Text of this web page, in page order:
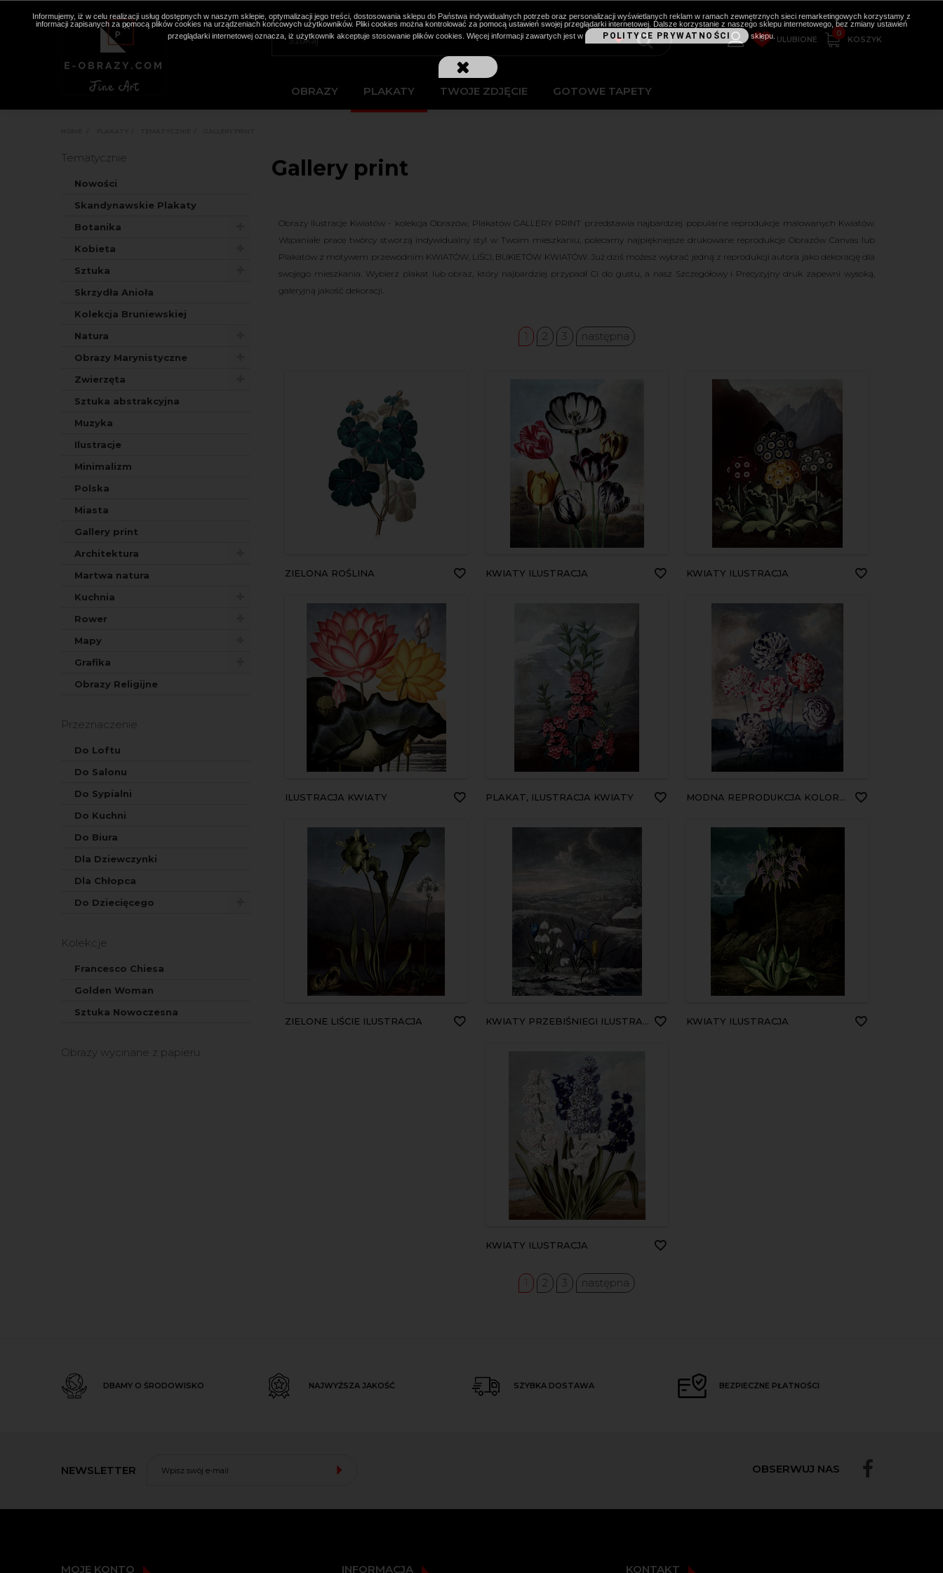
0 ULUBIONE
0
KOSZYK
OBRAZY PLAKATY TWOJE ZDJĘCIE GOTOWE TAPETY
Tematycznie
Nowości
Skandynawskie Plakaty
Botanika
Kobieta
Sztuka
Skrzydła Anioła
Kolekcja Bruniewskiej
Natura
Obrazy Marynistyczne
Zwierzęta
Sztuka abstrakcyjna
Muzyka
Ilustracje
Minimalizm
Polska
Miasta
Gallery print
Architektura
Martwa natura
Kuchnia
Rower
Mapy
Grafika
Obrazy Religijne
Przeznaczenie
Do Loftu
Do Salonu
Do Sypialni
Do Kuchni
Do Biura
Dla Dziewczynki
Dla Chłopca
Do Dziecięcego
Kolekcje
Francesco Chiesa
Golden Woman
Sztuka Nowoczesna
Obrazy wycinane z papieru
Gallery print
Obrazy Ilustracje Kwiatów - kolekcja Obrazów, Plakatów GALLERY PRINT przedstawia najbardziej popularne reprodukcje malowanych Kwiatów.
Wspaniałe prace twórcy stworzą indywidualny styl w Twoim mieszkaniu, polecamy najpiękniejsze drukowane reprodukcje Obrazów Canvas lub
Plakatów z motywem przewodnim KWIATÓW, LIŚCI, BUKIETÓW KWIATÓW. Już dziś możesz wybrać jedną z reprodukcji autora jako dekorację dla
swojego mieszkania. Wybierz plakat lub obraz, który najbardziej przypadł Ci do gustu, a nasz Szczegółowy i Precyzyjny druk zapewni wysoką,
galeryjną jakość dekoracji.
1 2 3 następna
ZIELONA ROŚLINA KWIATY ILUSTRACJA KWIATY ILUSTRACJA
ILUSTRACJA KWIATY PLAKAT, ILUSTRACJA KWIATY MODNA REPRODUKCJA KOLOROWE KWIATY
ZIELONE LIŚCIE ILUSTRACJA KWIATY PRZEBIŚNIEGI ILUSTRACJA KWIATY ILUSTRACJA
KWIATY ILUSTRACJA
1 2 3 następna
DBAMY O ŚRODOWISKO NAJWYŻSZA JAKOŚĆ SZYBKA DOSTAWA BEZPIECZNE PŁATNOŚCI
NEWSLETTER OBSERWUJ NAS
MOJE KONTO INFORMACJA KONTAKT
Informujemy, iż w celu realizacji usług dostępnych w naszym sklepie, optymalizacji jego treści, dostosowania sklepu do Państwa indywidualnych potrzeb oraz personalizacji wyświetlanych reklam w ramach zewnętrznych sieci remarketingowych korzystamy z
informacji zapisanych za pomocą plików cookies na urządzeniach końcowych użytkowników. Pliki cookies można kontrolować za pomocą ustawień swojej przeglądarki internetowej. Dalsze korzystanie z naszego sklepu internetowego, bez zmiany ustawień
przeglądarki internetowej oznacza, iż użytkownik akceptuje stosowanie plików cookies. Więcej informacji zawartych jest w
POLITYCE PRYWATNOŚCI sklepu.